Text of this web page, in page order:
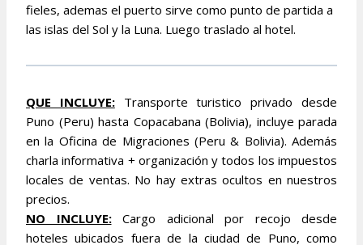
fieles, ademas el puerto sirve como punto de partida a
las islas del Sol y la Luna. Luego traslado al hotel.
QUE INCLUYE:Transporte turistico privado desde
Puno (Peru) hasta Copacabana (Bolivia), incluye parada
en la Oficina de Migraciones (Peru & Bolivia). Además
charla informativa + organización y todos los impuestos
locales de ventas. No hay extras ocultos en nuestros
precios.
NO INCLUYE:Cargo adicional por recojo desde
hoteles ubicados fuera de la ciudad de Puno, como